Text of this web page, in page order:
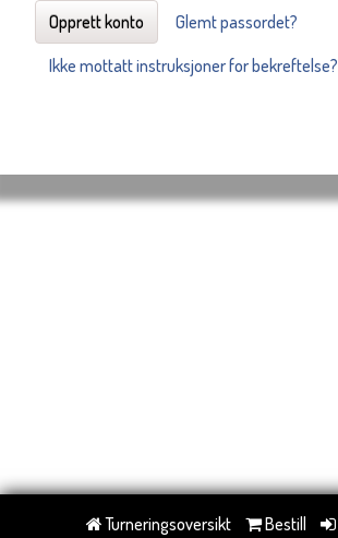
Opprett konto
Glemt passordet?
Ikke mottatt instruksjoner for bekreftelse?
Turneringsoversikt Bestill